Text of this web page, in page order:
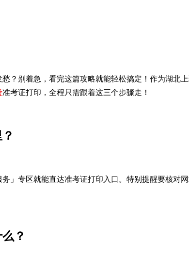
？别着急，看完这篇攻略就能轻松搞定！作为湖北
准考证打印，全程只需跟着这三个步骤走！
」专区就能直达准考证打印入口。特别提醒要核对
？